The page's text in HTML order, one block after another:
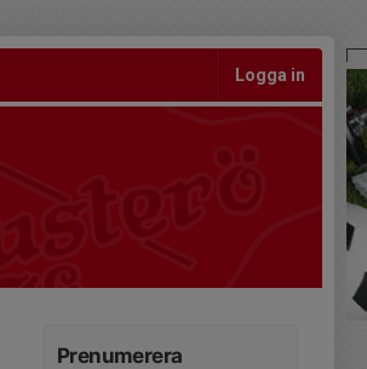
Logga in
Prenumerera